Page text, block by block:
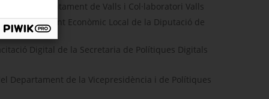
local a l'Ajuntament de Valls i Col·laboratori Valls
Econòmic Local de la Diputació de
Digital de la Secretaria de Polítiques Digitals
Departament de la Vicepresidència i de Polítiques